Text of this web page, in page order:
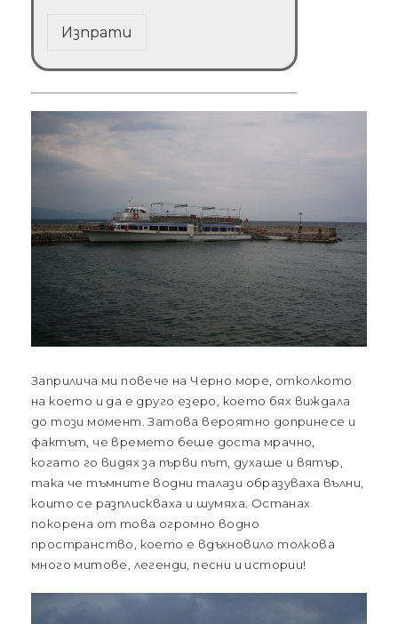
Изпрати
Заприлича ми повече на Черно море, отколкото
на което и да е друго езеро, което бях виждала
до този момент. Затова вероятно допринесе и
фактът, че времето беше доста мрачно,
когато го видях за първи път, духаше и вятър,
така че тъмните водни талази образуваха вълни,
които се разплискваха и шумяха. Останах
покорена от това огромно водно
пространство, което е вдъхновило толкова
много митове, легенди, песни и истории!